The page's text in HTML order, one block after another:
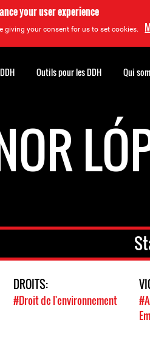
your user experience
giving your consent for us to set cookies.
DROITS:
#Droit de l'environnement
Outils pour les DDH Qui